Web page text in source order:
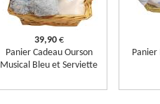
39,90€
Panier Cadeau Ourson
Musical Bleu et Serviette
Panier